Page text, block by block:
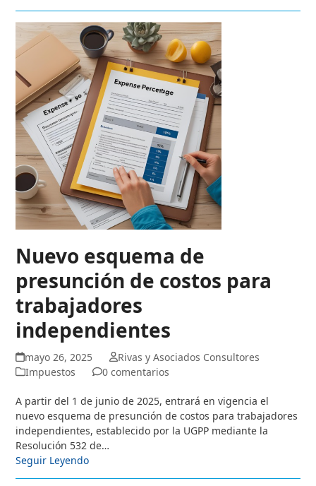
Nuevo esquema de
presunción de costos para
trabajadores
independientes
mayo 26, 2025
Rivas y Asociados Consultores
Impuestos
0 comentarios
A partir del 1 de junio de 2025, entrará en vigencia el
nuevo esquema de presunción de costos para trabajadores
independientes, establecido por la UGPP mediante la
Resolución 532 de…
Seguir Leyendo